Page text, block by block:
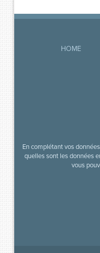
HOME
En complétant vos
quelles sont les données
vous